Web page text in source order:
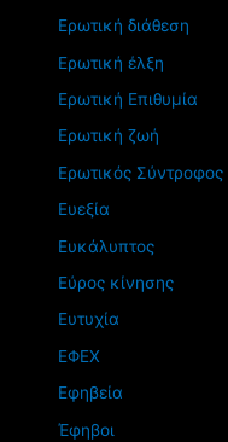
Ερωτική διάθεση
Ερωτική έλξη
Ερωτική Επιθυμία
Ερωτική ζωή
Ερωτικός Σύντροφος
Ευεξία
Ευκάλυπτος
Εύρος κίνησης
Ευτυχία
ΕΦΕΧ
Εφηβεία
Έφηβοι